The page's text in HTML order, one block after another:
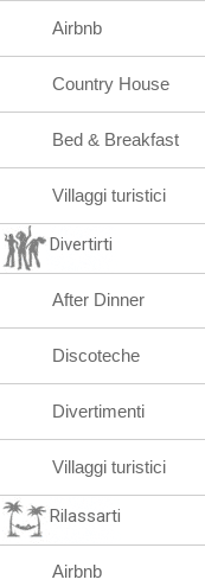
Airbnb
Country House
Bed & Breakfast
Villaggi turistici
Divertirti
After Dinner
Discoteche
Divertimenti
Villaggi turistici
Rilassarti
Airbnb